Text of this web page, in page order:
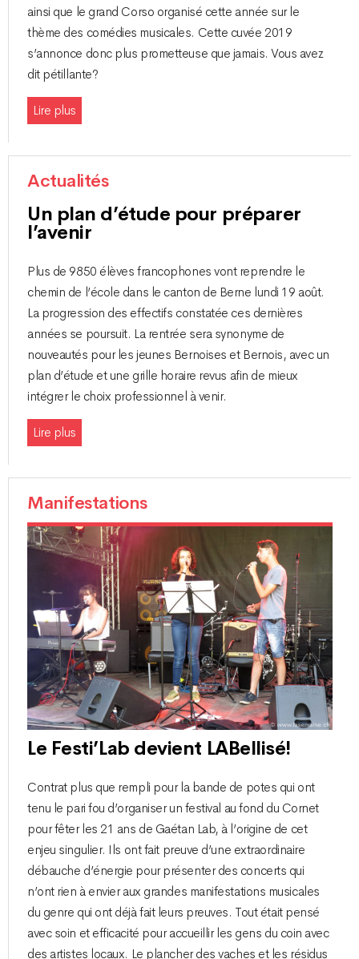
ainsi que le grand Corso organisé cette année sur le
thème des comédies musicales. Cette cuvée 2019
s’annonce donc plus prometteuse que jamais. Vous avez
dit pétillante?
Lire plus
Actualités
Un plan d’étude pour préparer
l’avenir
Plus de 9850 élèves francophones vont reprendre le
chemin de l’école dans le canton de Berne lundi 19 août.
La progression des effectifs constatée ces dernières
années se poursuit. La rentrée sera synonyme de
nouveautés pour les jeunes Bernoises et Bernois, avec un
plan d’étude et une grille horaire revus afin de mieux
intégrer le choix professionnel à venir.
Lire plus
Manifestations
Le Festi’Lab devient LABellisé!
Contrat plus que rempli pour la bande de potes qui ont
tenu le pari fou d’organiser un festival au fond du Cornet
pour fêter les 21 ans de Gaétan Lab, à l’origine de cet
enjeu singulier. Ils ont fait preuve d’une extraordinaire
débauche d’énergie pour présenter des concerts qui
n’ont rien à envier aux grandes manifestations musicales
du genre qui ont déjà fait leurs preuves. Tout était pensé
avec soin et efficacité pour accueillir les gens du coin avec
des artistes locaux. Le plancher des vaches et les résidus